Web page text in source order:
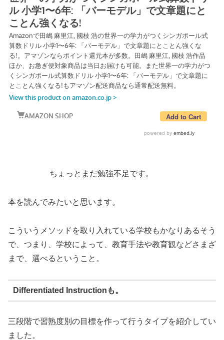
ちょっとまだ勉強不足です。
本を読んでみたいと思います。
こういうメソッドを取り入れている学校もかなりあるそう
で、つまり、学校によって、教育手法や教育観などさまざ
まで、選べるということ。
Differentiated Instructionも。
三段階で習熟度別の目標を作って行うタイプを紹介してい
ました。